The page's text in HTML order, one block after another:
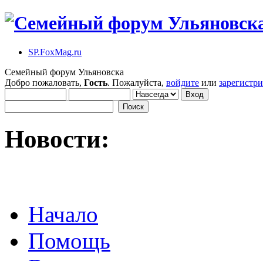
SP.FoxMag.ru
Семейный форум Ульяновска
Добро пожаловать, Гость. Пожалуйста, войдите или
Новости:
Начало
Помощь